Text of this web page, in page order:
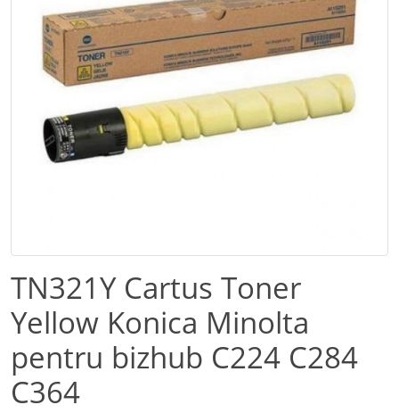
TN321Y Cartus Toner
Yellow Konica Minolta
pentru bizhub C224 C284
C364